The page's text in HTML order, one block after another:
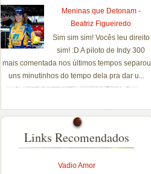
Meninas que Detonam -
Beatriz Figueiredo
Sim sim sim! Vocês leu direito
sim! :D A piloto de Indy 300
mais comentada nos últimos tempos separou
uns minutinhos do tempo dela pra dar u...
Links Recomendados
Vadio Amor